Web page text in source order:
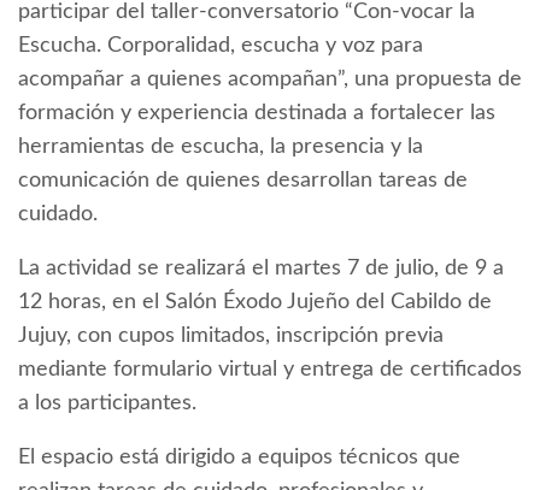
participar del taller-conversatorio “Con-vocar la
Escucha. Corporalidad, escucha y voz para
acompañar a quienes acompañan”, una propuesta de
formación y experiencia destinada a fortalecer las
herramientas de escucha, la presencia y la
comunicación de quienes desarrollan tareas de
cuidado.
La actividad se realizará el martes 7 de julio, de 9 a
12 horas, en el Salón Éxodo Jujeño del Cabildo de
Jujuy, con cupos limitados, inscripción previa
mediante formulario virtual y entrega de certificados
a los participantes.
El espacio está dirigido a equipos técnicos que